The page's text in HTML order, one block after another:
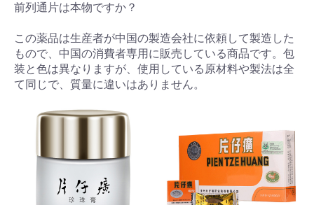
前列通片は本物ですか？
この薬品は生産者が中国の製造会社に依頼して製造した
もので、中国の消費者専用に販売している商品です。包
装と色は異なりますが、使用している原材料や製法は全
て同じで、質量に違いはありません。